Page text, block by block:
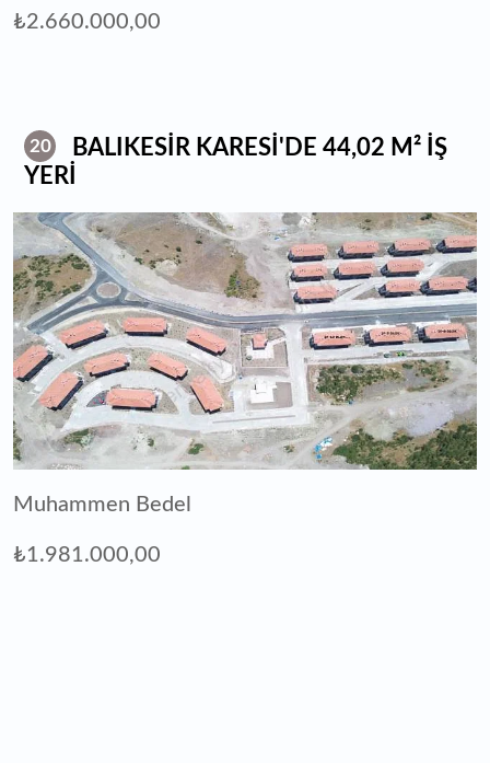
₺2.660.000,00
20
BALIKESİR KARESİ'DE 44,02 M² İŞ
YERİ
Muhammen Bedel
₺1.981.000,00